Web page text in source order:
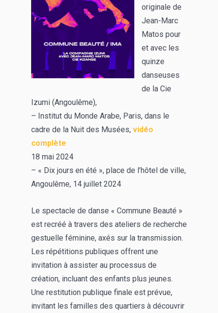
originale de
Jean-Marc
Matos pour
et avec les
quinze
danseuses
de la Cie
Izumi (Angoulême),
– Institut du Monde Arabe, Paris, dans le
cadre de la Nuit des Musées, vidéo
complète
18 mai 2024
– « Dix jours en été », place de l’hôtel de ville,
Angoulême, 14 juillet 2024
Le spectacle de danse « Commune Beauté »
est recréé à travers des ateliers de recherche
gestuelle féminine, axés sur la transmission.
Les répétitions publiques offrent une
invitation à assister au processus de
création, incluant des enfants plus jeunes.
Une restitution publique finale est prévue,
invitant les familles des quartiers à découvrir